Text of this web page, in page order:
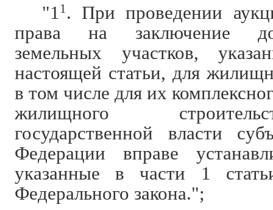
"11 . При проведении
права на заключение
земельных участков,
настоящей статьи, для
в том числе для их
жилищного
государственной власти
Федерации вправе
указанные в части 1
Федерального закона.";